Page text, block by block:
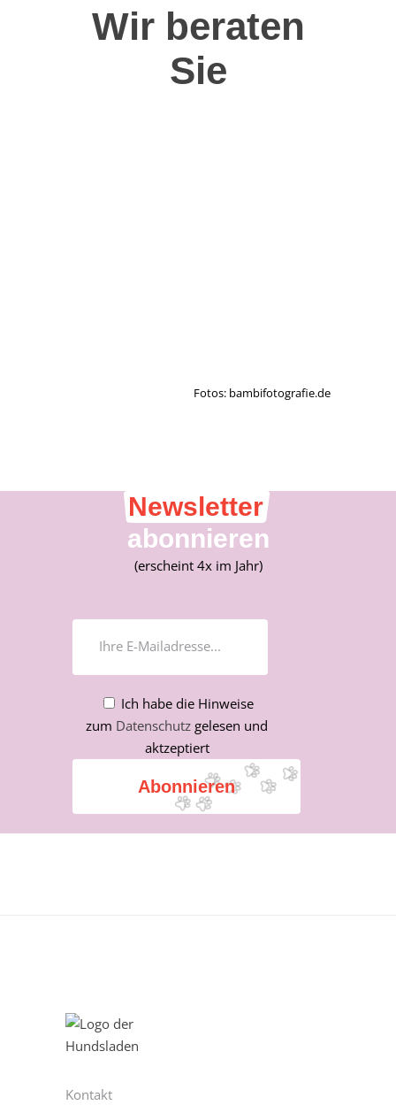
Wir beraten
Sie
Fotos: bambifotografie.de
Newsletter
abonnieren
(erscheint 4x im Jahr)
Ich habe die Hinweise
zum Datenschutz gelesen und
aktzeptiert
Abonnieren
Kontakt